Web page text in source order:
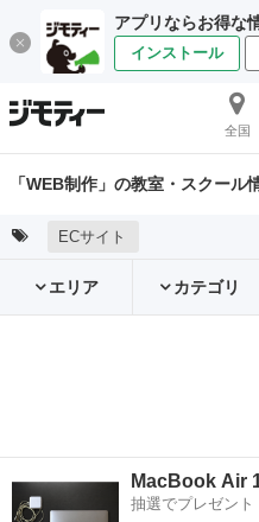
アプリならお得な
インストール
全国
「WEB制作」の教室・スクール
ECサイト
エリア カテゴリ
MacBook Air
抽選でプレゼント